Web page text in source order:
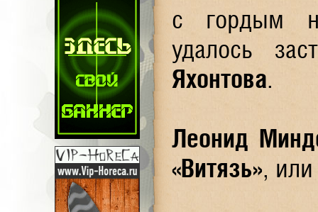
с гордым
удалось
Яхонтова.
Леонид
«Витязь»,